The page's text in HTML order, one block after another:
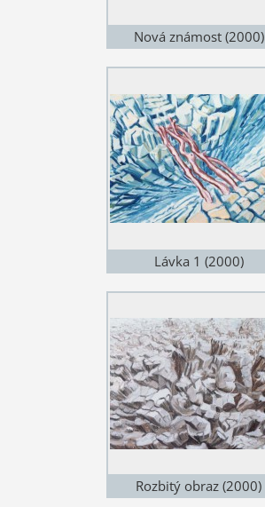
Nová známost (2000)
Lávka 1 (2000)
Rozbitý obraz (2000)